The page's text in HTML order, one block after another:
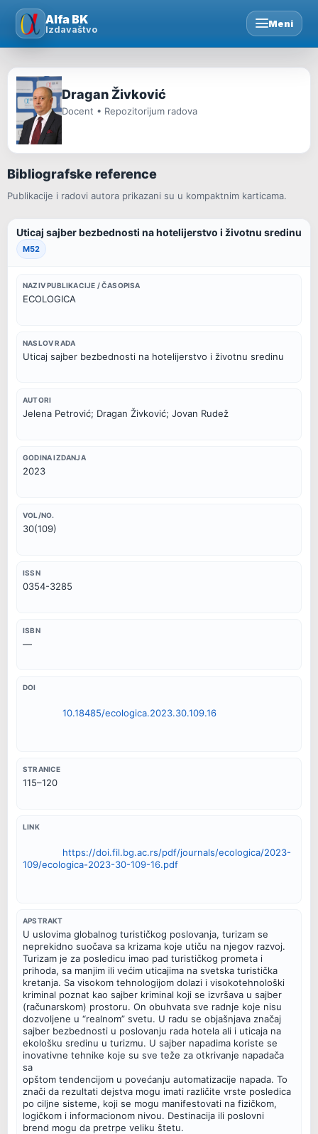
Alfa BK
Izdavaštvo Meni
Skip
content
Dragan Živković
Docent • Repozitorijum radova
Bibliografske reference
Publikacije i radovi autora prikazani su u kompaktnim karticama.
Uticaj sajber bezbednosti na hotelijerstvo i životnu sredinu
M52
NAZIV PUBLIKACIJE / ČASOPISA
ECOLOGICA
NASLOV RADA
Uticaj sajber bezbednosti na hotelijerstvo i životnu sredinu
AUTORI
Jelena Petrović; Dragan Živković; Jovan Rudež
GODINA IZDANJA
2023
VOL/NO.
30(109)
ISSN
0354-3285
ISBN
—
DOI
10.18485/ecologica.2023.30.109.16
STRANICE
115–120
LINK
https://doi.fil.bg.ac.rs/pdf/journals/ecologica/2023-
109/ecologica-2023-30-109-16.pdf
APSTRAKT
U uslovima globalnog turističkog poslovanja, turizam se
neprekidno suočava sa krizama koje utiču na njegov razvoj.
Turizam je za posledicu imao pad turističkog prometa i
prihoda, sa manjim ili većim uticajima na svetska turistička
kretanja. Sa visokom tehnologijom dolazi i visokotehnološki
kriminal poznat kao sajber kriminal koji se izvršava u sajber
(računarskom) prostoru. On obuhvata sve radnje koje nisu
dozvoljene u “realnom” svetu. U radu se objašnjava značaj
sajber bezbednosti u poslovanju rada hotela ali i uticaja na
ekološku sredinu u turizmu. U sajber napadima koriste se
inovativne tehnike koje su sve teže za otkrivanje napadača
sa
opštom tendencijom u povećanju automatizacije napada. To
znači da rezultati dejstva mogu imati različite vrste posledica
po ciljne sisteme, koji se mogu manifestovati na fizičkom,
logičkom i informacionom nivou. Destinacija ili poslovni
brend mogu da pretrpe veliku štetu.